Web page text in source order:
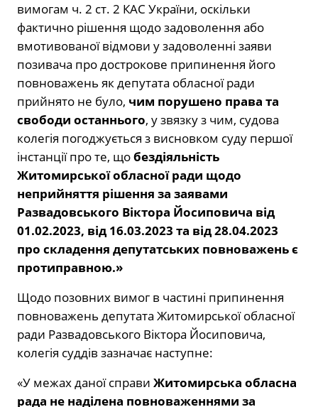
вимогам ч. 2 ст. 2 КАС України, оскільки
фактично рішення щодо задоволення або
вмотивованої відмови у задоволенні заяви
позивача про дострокове припинення його
повноважень як депутата обласної ради
прийнято не було, чим порушено права та
свободи останнього, у звязку з чим, судова
колегія погоджується з висновком суду першої
інстанції про те, щобездіяльність
Житомирської обласної ради щодо
неприйняття рішення за заявами
Развадовського Віктора Йосиповича від
01.02.2023, від 16.03.2023 та від 28.04.2023
про складення депутатських повноважень є
протиправною.»
Щодо позовних вимог в частині припинення
повноважень депутата Житомирської обласної
ради Развадовського Віктора Йосиповича,
колегія суддів зазначає наступне:
«У межах даної справи Житомирська обласна
рада не наділена повноваженнями за